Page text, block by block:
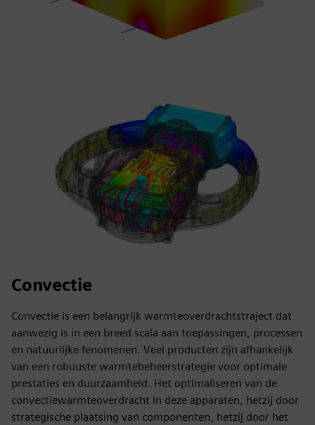
Convectie
Convectie is een belangrijk warmteoverdrachtstraject dat
aanwezig is in een breed scala aan toepassingen, processen
en natuurlijke fenomenen. Veel producten zijn afhankelijk
van een robuuste warmtebeheerstrategie voor optimale
prestaties en duurzaamheid. Het optimaliseren van de
convectiewarmteoverdracht in deze apparaten, hetzij door
strategische plaatsing van componenten, hetzij door het